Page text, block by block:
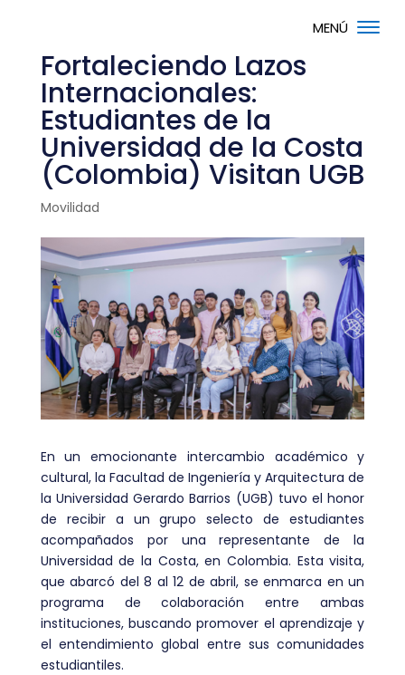
Fortaleciendo Lazos
Internacionales:
Estudiantes de la
Universidad de la Costa
(Colombia) Visitan UGB
Movilidad
En un emocionante intercambio académico y
cultural, la Facultad de Ingeniería y Arquitectura de
la Universidad Gerardo Barrios (UGB) tuvo el honor
de recibir a un grupo selecto de estudiantes
acompañados por una representante de la
Universidad de la Costa, en Colombia. Esta visita,
que abarcó del 8 al 12 de abril, se enmarca en un
programa de colaboración entre ambas
instituciones, buscando promover el aprendizaje y
el entendimiento global entre sus comunidades
estudiantiles.